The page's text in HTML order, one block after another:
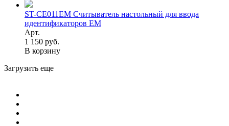
ST-CE011EM Считыватель настольный для ввода
идентификаторов EM
Арт.
1 150 руб.
В корзину
Загрузить еще